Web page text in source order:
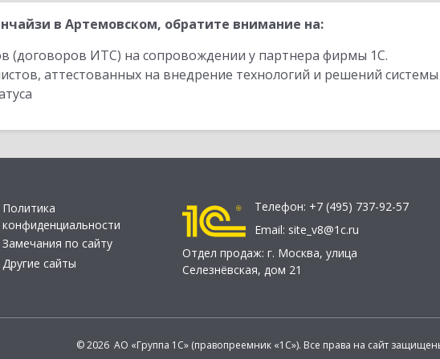
в Артемовском, обратите внимание на:
(договоров ИТС) на сопровождении у партнера фирмы 1С.
аттестованных на внедрение технологий и решений
Политика
конфиденциальности
Замечания по сайту
Другие сайты
Телефон: +7 (495) 737-92-57
Email: site_v8@1c.ru
Отдел продаж: г. Москва, улица
Селезнёвская, дом 21
© 2026 АО «Группа 1С» (правопреемник «1С»). Все права на сайт